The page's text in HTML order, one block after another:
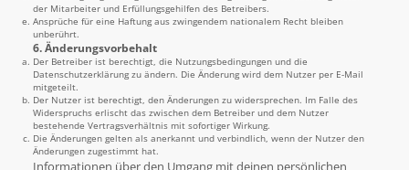
der Mitarbeiter und Erfüllungsgehilfen des Betreibers.
Ansprüche für eine Haftung aus zwingendem nationalem Recht bleiben
unberührt.
6. Änderungsvorbehalt
Der Betreiber ist berechtigt, die Nutzungsbedingungen und die
Datenschutzerklärung zu ändern. Die Änderung wird dem Nutzer per E-Mail
mitgeteilt.
Der Nutzer ist berechtigt, den Änderungen zu widersprechen. Im Falle des
Widerspruchs erlischt das zwischen dem Betreiber und dem Nutzer
bestehende Vertragsverhältnis mit sofortiger Wirkung.
Die Änderungen gelten als anerkannt und verbindlich, wenn der Nutzer den
Änderungen zugestimmt hat.
Informationen über den Umgang mit deinen persönlichen